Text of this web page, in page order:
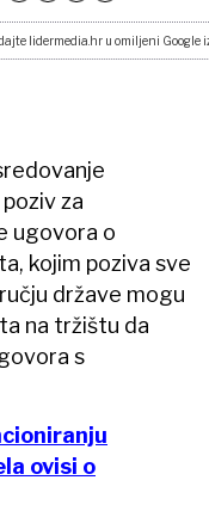
lidermedia.hr u omiljeni Google
za
ugovora o
kojim poziva sve
države mogu
na tržištu da
s
ovisi o